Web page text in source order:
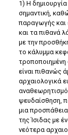
1) Η
σημαντική,
παραγωγής και
και τα πιθανά
με την
το κάλυμμα
τροποποιημένη
είναι πιθανώς
αρχαιολογικά
ψευδαίσθηση,
μια
της Ίσιδας με
νεότερα